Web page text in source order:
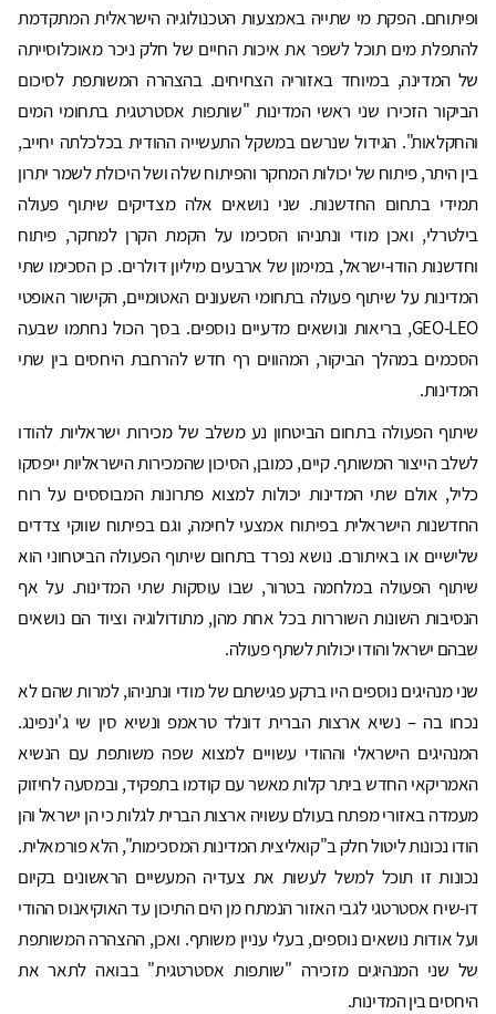
ופיתוחם. הפקת מי שתייה באמצעות הטכנולוגיה הישראלית המתקדמת
להתפלת מים תוכל לשפר את איכות החיים של חלק ניכר מאוכלוסייתה
של המדינה, במיוחד באזוריה הצחיחים. בהצהרה המשותפת לסיכום
הביקור הזכירו שני ראשי המדינות "שותפות אסטרטגית בתחומי המים
והחקלאות". הגידול שנרשם במשקל התעשייה ההודית בכלכלתה יחייב,
בין היתר, פיתוח של יכולות המחקר והפיתוח שלה ושל היכולת לשמר יתרון
תמידי בתחום החדשנות. שני נושאים אלה מצדיקים שיתוף פעולה
בילטרלי, ואכן מודי ונתניהו הסכימו על הקמת הקרן למחקר, פיתוח
וחדשנות הודו-ישראל, במימון של ארבעים מיליון דולרים. כן הסכימו שתי
המדינות על שיתוף פעולה בתחומי השעונים האטומיים, הקישור האופטי
GEO-LEO, בריאות ונושאים מדעיים נוספים. בסך הכול נחתמו שבעה
הסכמים במהלך הביקור, המהווים רף חדש להרחבת היחסים בין שתי
המדינות.
שיתוף הפעולה בתחום הביטחון נע משלב של מכירות ישראליות להודו
לשלב הייצור המשותף. קיים, כמובן, הסיכון שהמכירות הישראליות ייפסקו
כליל, אולם שתי המדינות יכולות למצוא פתרונות המבוססים על רוח
החדשנות הישראלית בפיתוח אמצעי לחימה, וגם בפיתוח שווקי צדדים
שלישיים או באיתורם. נושא נפרד בתחום שיתוף הפעולה הביטחוני הוא
שיתוף הפעולה במלחמה בטרור, שבו עוסקות שתי המדינות. על אף
הנסיבות השונות השוררות בכל אחת מהן, מתודולוגיה וציוד הם נושאים
שבהם ישראל והודו יכולות לשתף פעולה.
שני מנהיגים נוספים היו ברקע פגישתם של מודי ונתניהו, למרות שהם לא
נכחו בה – נשיא ארצות הברית דונלד טראמפ ונשיא סין שי ג'ינפינג.
המנהיגים הישראלי וההודי עשויים למצוא שפה משותפת עם הנשיא
האמריקאי החדש ביתר קלות מאשר עם קודמו בתפקיד, ובמסעה לחיזוק
מעמדה באזורי מפתח בעולם עשויה ארצות הברית לגלות כי הן ישראל והן
הודו נכונות ליטול חלק ב"קואליצית המדינות המסכימות", הלא פורמאלית.
נכונות זו תוכל למשל לעשות את צעדיה המעשיים הראשונים בקיום
דו-שיח אסטרטגי לגבי האזור הנמתח מן הים התיכון עד האוקיאנוס ההודי
ועל אודות נושאים נוספים, בעלי עניין משותף. ואכן, ההצהרה המשותפת
של שני המנהיגים מזכירה "שותפות אסטרטגית" בבואה לתאר את
היחסים בין המדינות.